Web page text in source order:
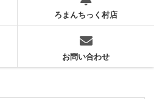
ろまんちっく村店
お問い合わせ